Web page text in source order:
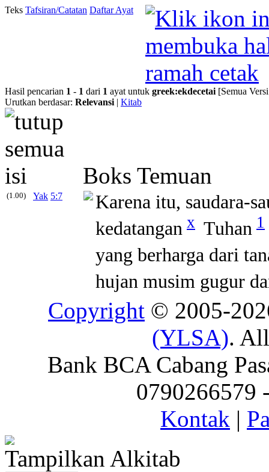
Teks Tafsiran/Catatan Daftar Ayat
Hasil pencarian 1 - 1 dari 1 ayat untuk greek:ekdecetai [Semua
Urutkan berdasar: Relevansi | Kitab
Boks Temuan
(1.00) Yak 5:7
Karena itu, saudara-
kedatangan x Tuhan 1
yang berharga dari
hujan musim gugur
Copyright © 2005-
(YLSA).
Bank BCA Cabang
0790266579
Kontak |
Tampilkan Alkitab